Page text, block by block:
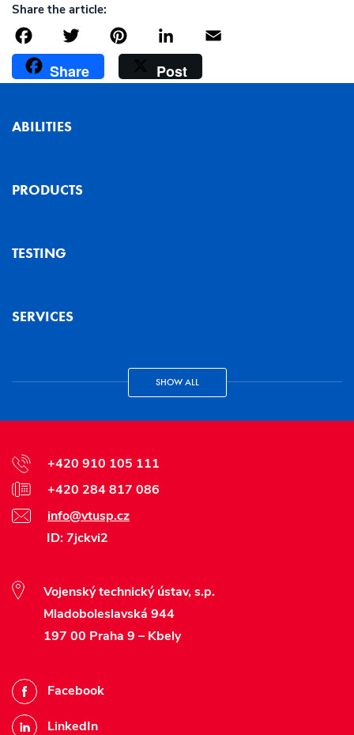
Share the article:
FacebookTwitterPinterestLinkedIn
Share Post
ABILITIES
PRODUCTS
TESTING
SERVICES
SHOW ALL
+420 910 105 111
+420 284 817 086
info@vtusp.cz
ID: 7jckvi2
Vojenský technický ústav, s.p.
Mladoboleslavská 944
197 00 Praha 9 – Kbely
Facebook
LinkedIn